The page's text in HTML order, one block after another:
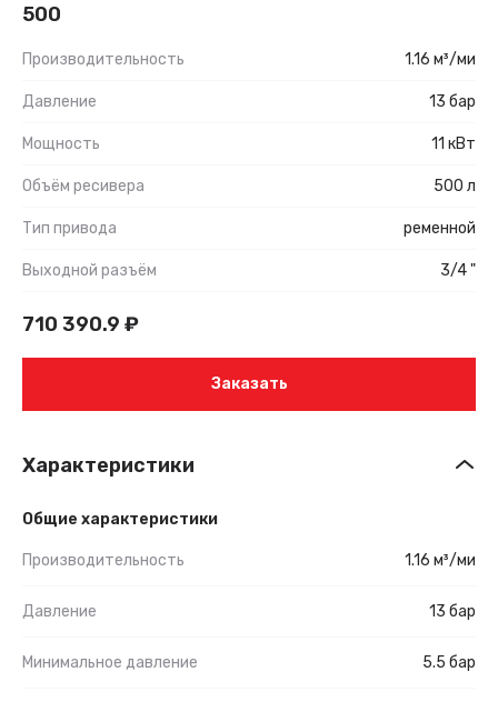
500
Производительность 1.16 м³/ми
Давление 13 бар
Мощность 11 кВт
Объём ресивера 500 л
Тип привода ременной
Выходной разъём 3/4 "
710 390.9 ₽
Заказать
Характеристики
Общие характеристики
Производительность 1.16 м³/ми
Давление 13 бар
Минимальное давление 5.5 бар